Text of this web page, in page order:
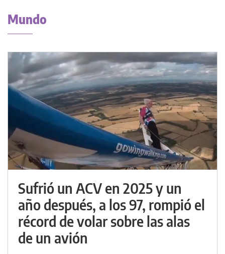
Mundo
Sufrió un ACV en 2025 y un
año después, a los 97, rompió el
récord de volar sobre las alas
de un avión